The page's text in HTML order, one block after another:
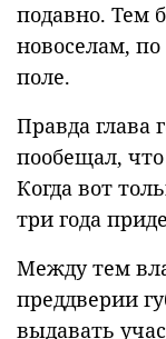
подавно. Тем
новоселам,
поле.
Правда глава
пообещал, что
Когда вот
три года
Между тем
преддверии
выдавать